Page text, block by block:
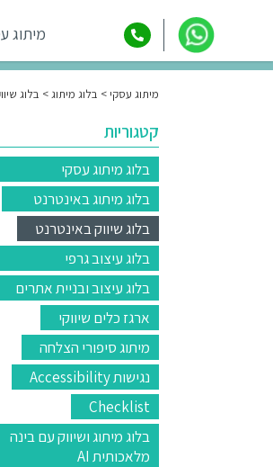
מיתוג
מיתוג עסקי בלוג מיתוג בלוג
קטגוריות
בלוג מיתוג עסקי
בלוג מיתוג באינטרנט
בלוג שיווק באינטרנט
בלוג עיצוב גרפי
בלוג עיצוב ובניית אתרים
ארגז כלים שיווקי
מיתוג סיפורי הצלחה
נגישות Accessibility
Checklist
בלוג מיתוג ושיווק עם בינה
מלאכותית AI